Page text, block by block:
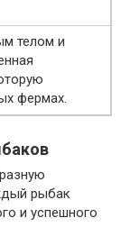
телом и
фермах.
рыбак
и успешного